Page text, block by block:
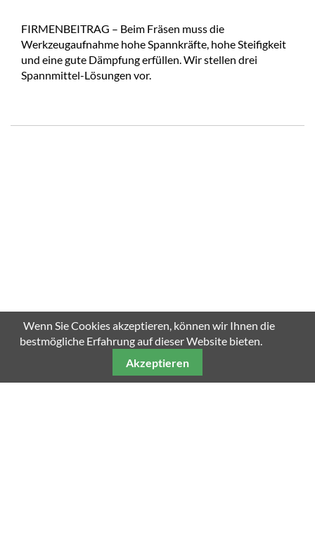
FIRMENBEITRAG – Beim Fräsen muss die
Werkzeugaufnahme hohe Spannkräfte, hohe Steifigkeit
und eine gute Dämpfung erfüllen. Wir stellen drei
Spannmittel-Lösungen vor.
Wenn Sie Cookies akzeptieren, können wir Ihnen die
bestmögliche Erfahrung auf dieser Website bieten.
Akzeptieren